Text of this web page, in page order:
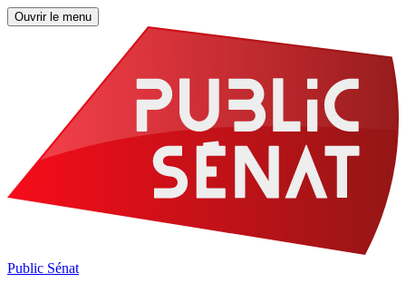
Ouvrir le menu
Public Sénat